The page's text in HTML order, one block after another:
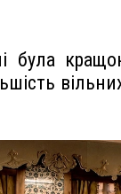
була